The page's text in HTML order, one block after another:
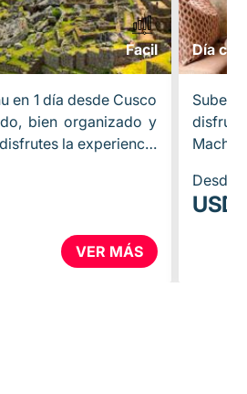
Facil
en 1 día desde Cusco
bien organizado y
la experiencia
VER MÁS
Día
Sube
Machu
Desde:
USD